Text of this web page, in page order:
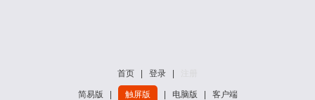
首页 登录
简易版 触屏版 电脑版
客户端